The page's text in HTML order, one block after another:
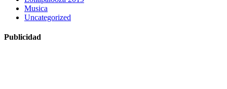
Musica
Uncategorized
Publicidad